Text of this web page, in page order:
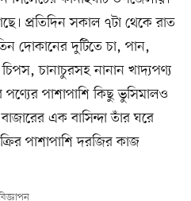
প্রতিদিন সকাল ৭টা থেকে রাত
দোকানের দুটিতে চা, পান,
চানাচুরসহ নানান খাদ্যপণ্য
পাশাপাশি কিছু ভুসিমালও
এক বাসিন্দা তাঁর ঘরে
পাশাপাশি দরজির কাজ